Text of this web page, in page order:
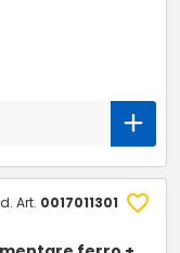
Art. 0017011301